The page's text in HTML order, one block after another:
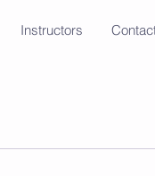
Instructors